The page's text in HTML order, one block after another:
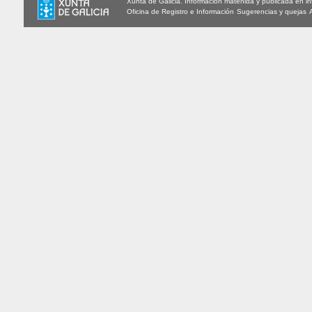
Oficina de Registro e Información Sugerencias y quejas